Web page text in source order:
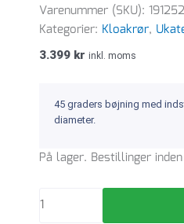
Varenummer (SKU):
Kategorier: Kloakrør,
3.399 kr inkl. moms
45 graders bøjning med
diameter.
På lager. Bestillinger
400MM
BØJNING